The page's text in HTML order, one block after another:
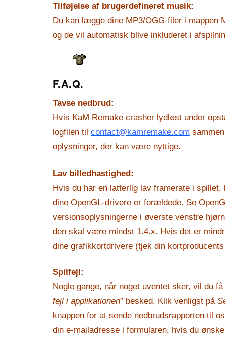
Tilføjelse af brugerdefineret musik:
Du kan lægge dine MP3/OGG-filer i mappen
og de vil automatisk blive inkluderet i
F.A.Q.
Tavse nedbrud:
Hvis KaM Remake crasher lydløst under
logfilen til contact@kamremake.com
oplysninger, der kan være nyttige.
Lav billedhastighed:
Hvis du har en latterlig lav framerate i
dine OpenGL-drivere er forældede. Se
versionsoplysningerne i øverste venstre
den skal være mindst 1.4.x. Hvis det er
dine grafikkortdrivere (tjek din
Spilfejl:
Nogle gange, når noget uventet sker, vil du
fejl i applikationen” besked. Klik venligst på
knappen for at sende nedbrudsrapporten til
din e-mailadresse i formularen, hvis du